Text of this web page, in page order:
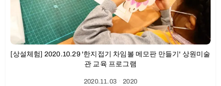
[상설체험] 2020.10.29 '한지접기 차임볼 메모판 만들기' 상원미술
관 교육 프로그램
2020.11.03ㆍ2020